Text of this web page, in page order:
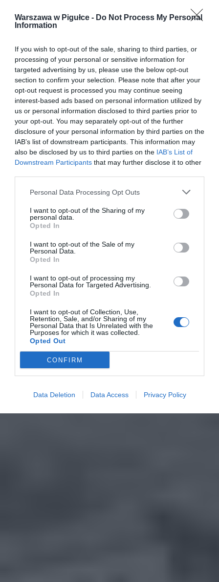
Warszawa w Pigułce - Do Not Process My Personal
Information
If you wish to opt-out of the sale, sharing to third parties, or
processing of your personal or sensitive information for
targeted advertising by us, please use the below opt-out
section to confirm your selection. Please note that after your
opt-out request is processed you may continue seeing
interest-based ads based on personal information utilized by
us or personal information disclosed to third parties prior to
your opt-out. You may separately opt-out of the further
disclosure of your personal information by third parties on the
IAB’s list of downstream participants. This information may
also be disclosed by us to third parties on the IAB’s List of
Downstream Participants that may further disclose it to other
Personal Data Processing Opt Outs
I want to opt-out of the Sharing of my
personal data.
Opted In
I want to opt-out of the Sale of my
Personal Data.
Opted In
I want to opt-out of processing my
Personal Data for Targeted Advertising.
Opted In
I want to opt-out of Collection, Use,
Retention, Sale, and/or Sharing of my
Personal Data that Is Unrelated with the
Purposes for which it was collected.
Opted Out
CONFIRM
Data Deletion Data Access Privacy Policy